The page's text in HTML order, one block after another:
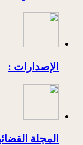
الإصدارات :
المجلة